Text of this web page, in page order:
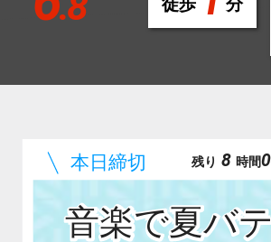
徒歩 分
音楽で夏バ
残り 8 時間